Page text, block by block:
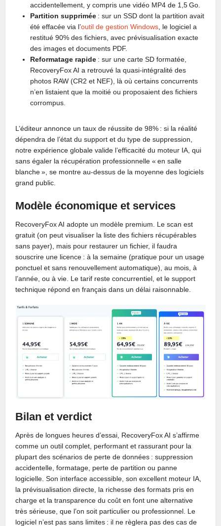
accidentellement, y compris une vidéo MP4 de 1,5 Go.
Partition supprimée : sur un SSD dont la partition avait
été effacée via l’outil de gestion Windows , le logiciel a
restitué 90% des fichiers, avec prévisualisation exacte
des images et documents PDF.
Reformatage rapide : sur une carte SD formatée,
RecoveryFox AI a retrouvé la quasi-intégralité des
photos RAW (CR2 et NEF), là où certains concurrents
n’en listaient que la moitié ou proposaient des fichiers
corrompus.
L’éditeur annonce un taux de réussite de 98% : si la réalité
dépendra de l’état du support et du type de suppression,
notre expérience globale valide l’efficacité du moteur IA, qui
sans égaler la récupération professionnelle « en salle
blanche », se montre au-dessus de la moyenne des logiciels
grand public.
Modèle économique et services
RecoveryFox AI adopte un modèle premium. Le scan est
gratuit (on peut visualiser la liste des fichiers récupérables
sans payer), mais pour restaurer un fichier, il faudra
souscrire une licence : à la semaine (pratique pour un usage
ponctuel et sans renouvellement automatique), au mois, à
l’année, ou à vie. Le tarif reste concurrentiel, et le support
technique répond en français dans un délai raisonnable.
Bilan et verdict
Après de longues heures d’essai, RecoveryFox AI s’affirme
comme un outil complet, performant et rassurant pour la
plupart des scénarios de perte de données : suppression
accidentelle, formatage, perte de partition ou panne
logicielle. Son interface accessible, son excellent moteur IA,
la prévisualisation directe, la richesse des formats pris en
charge et la transparence du coût en font une alternative
très sérieuse, que l’on soit particulier ou professionnel. Le
logiciel n’est pas sans limites : il ne règlera pas des cas de